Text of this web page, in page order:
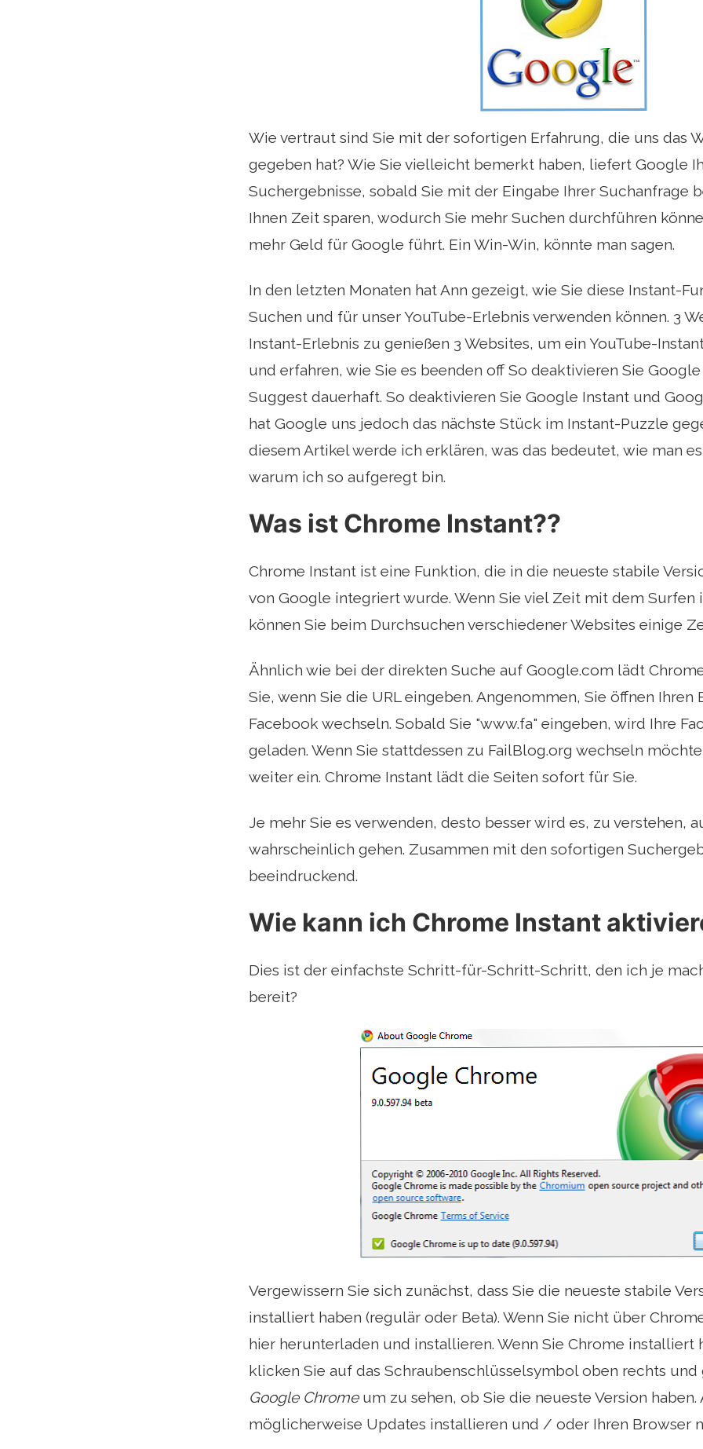
Wie vertraut sind Sie mit der sofortigen Erfahrung, die uns das
gegeben hat? Wie Sie vielleicht bemerkt haben, liefert Google
Suchergebnisse, sobald Sie mit der Eingabe Ihrer Suchanfrage
Ihnen Zeit sparen, wodurch Sie mehr Suchen durchführen
mehr Geld für Google führt. Ein Win-Win, könnte man sagen.
In den letzten Monaten hat Ann gezeigt, wie Sie diese Instant-
Suchen und für unser YouTube-Erlebnis verwenden können. 3
Instant-Erlebnis zu genießen 3 Websites, um ein YouTube-
und erfahren, wie Sie es beenden off So deaktivieren Sie
Suggest dauerhaft. So deaktivieren Sie Google Instant und
hat Google uns jedoch das nächste Stück im Instant-Puzzle
diesem Artikel werde ich erklären, was das bedeutet, wie man
warum ich so aufgeregt bin.
Was ist Chrome Instant??
Chrome Instant ist eine Funktion, die in die neueste stabile
von Google integriert wurde. Wenn Sie viel Zeit mit dem Surfen
können Sie beim Durchsuchen verschiedener Websites einige
Ähnlich wie bei der direkten Suche auf Google.com lädt
Sie, wenn Sie die URL eingeben. Angenommen, Sie öffnen
Facebook wechseln. Sobald Sie "www.fa" eingeben, wird Ihre
geladen. Wenn Sie stattdessen zu FailBlog.org wechseln
weiter ein. Chrome Instant lädt die Seiten sofort für Sie.
Je mehr Sie es verwenden, desto besser wird es, zu verstehen,
wahrscheinlich gehen. Zusammen mit den sofortigen
beeindruckend.
Wie kann ich Chrome Instant
Dies ist der einfachste Schritt-für-Schritt-Schritt, den ich je
bereit?
Vergewissern Sie sich zunächst, dass Sie die neueste stabile
installiert haben (regulär oder Beta). Wenn Sie nicht über
hier herunterladen und installieren. Wenn Sie Chrome installiert
klicken Sie auf das Schraubenschlüsselsymbol oben rechts und
Google Chromeum zu sehen, ob Sie die neueste Version haben.
möglicherweise Updates installieren und / oder Ihren Browser